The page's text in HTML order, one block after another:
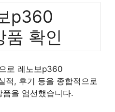
p360
품 확인
로 레노보p360
적, 후기 등을 종합적으로
을 엄선했습니다.